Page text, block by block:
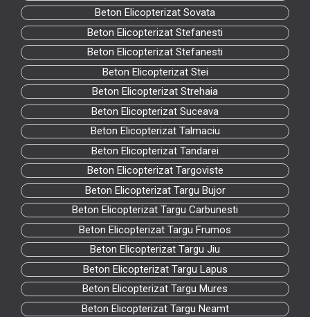
Beton Elicopterizat Sovata
Beton Elicopterizat Stefanesti
Beton Elicopterizat Stefanesti
Beton Elicopterizat Stei
Beton Elicopterizat Strehaia
Beton Elicopterizat Suceava
Beton Elicopterizat Talmaciu
Beton Elicopterizat Tandarei
Beton Elicopterizat Targoviste
Beton Elicopterizat Targu Bujor
Beton Elicopterizat Targu Carbunesti
Beton Elicopterizat Targu Frumos
Beton Elicopterizat Targu Jiu
Beton Elicopterizat Targu Lapus
Beton Elicopterizat Targu Mures
Beton Elicopterizat Targu Neamt